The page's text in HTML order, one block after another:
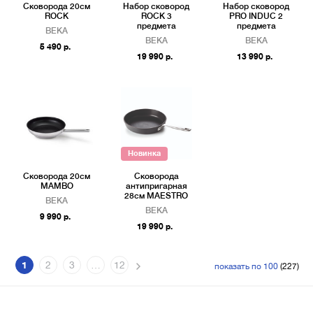
Сковорода 20см
ROCK
BEKA
5 490 р.
Набор сковород
ROCK 3
предмета
BEKA
19 990 р.
Набор сковород
PRO INDUC 2
предмета
BEKA
13 990 р.
Сковорода 20см
MAMBO
BEKA
9 990 р.
Новинка
Сковорода
антипригарная
28см MAESTRO
BEKA
19 990 р.
1 2 3 … 12 показать по 100 (227)